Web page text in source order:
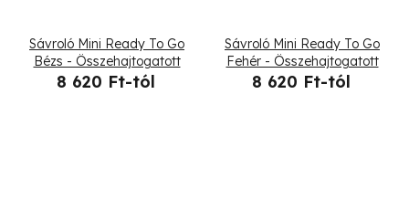
Sávroló Mini Ready To Go
Bézs - Összehajtogatott
8 620 Ft-tól
Sávroló Mini Ready To Go
Fehér - Összehajtogatott
8 620 Ft-tól